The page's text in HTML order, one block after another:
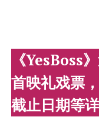
《YesBoss
首映礼戏票
截止日期等